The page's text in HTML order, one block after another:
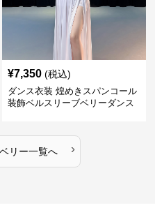
¥7,350 (税込)
ダンス衣装 煌めきスパンコール
装飾ベルスリーブベリーダンス
リー一覧へ ›